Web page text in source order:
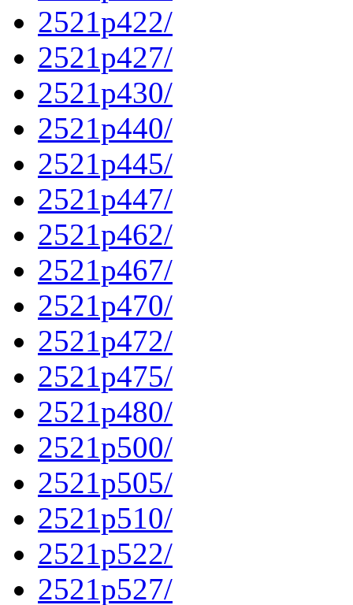
2521p422/
2521p427/
2521p430/
2521p440/
2521p445/
2521p447/
2521p462/
2521p467/
2521p470/
2521p472/
2521p475/
2521p480/
2521p500/
2521p505/
2521p510/
2521p522/
2521p527/